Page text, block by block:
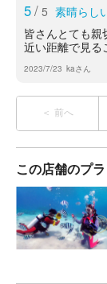
5/ 5 素晴らし
皆さんとても親
近い距離で見る
2023/7/23 kaさん
前へ
この店舗のプ